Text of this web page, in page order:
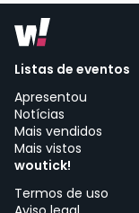
Listas de eventos
Apresentou
Notícias
Mais vendidos
Mais vistos
woutick!
Termos de uso